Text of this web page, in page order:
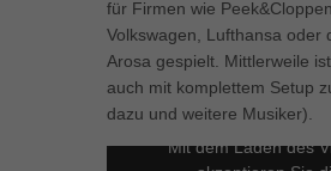
für Firmen wie
Volkswagen, Lufthansa oder
Arosa gespielt. Mittlerweile
auch mit komplettem Setup
dazu und weitere Musiker).
Mit dem Laden des
Marketing (1)
Marketing-Cookies werden von Drittanbietern
um personalisierte Werbung anzuzeigen. Sie
Besucher über Websites hinweg verfolgen.
Cookie-Informationen